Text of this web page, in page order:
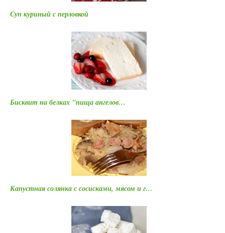
Суп куриный с перловкой
Бисквит на белках "пища ангелов…
Капустная солянка с сосисками, мясом и г…